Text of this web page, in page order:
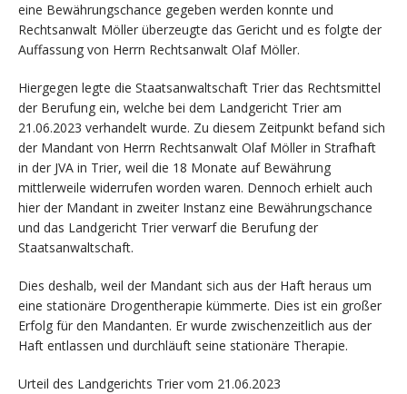
eine Bewährungschance gegeben werden konnte und
Rechtsanwalt Möller überzeugte das Gericht und es folgte der
Auffassung von Herrn Rechtsanwalt Olaf Möller.
Hiergegen legte die Staatsanwaltschaft Trier das Rechtsmittel
der Berufung ein, welche bei dem Landgericht Trier am
21.06.2023 verhandelt wurde. Zu diesem Zeitpunkt befand sich
der Mandant von Herrn Rechtsanwalt Olaf Möller in Strafhaft
in der JVA in Trier, weil die 18 Monate auf Bewährung
mittlerweile widerrufen worden waren. Dennoch erhielt auch
hier der Mandant in zweiter Instanz eine Bewährungschance
und das Landgericht Trier verwarf die Berufung der
Staatsanwaltschaft.
Dies deshalb, weil der Mandant sich aus der Haft heraus um
eine stationäre Drogentherapie kümmerte. Dies ist ein großer
Erfolg für den Mandanten. Er wurde zwischenzeitlich aus der
Haft entlassen und durchläuft seine stationäre Therapie.
Urteil des Landgerichts Trier vom 21.06.2023